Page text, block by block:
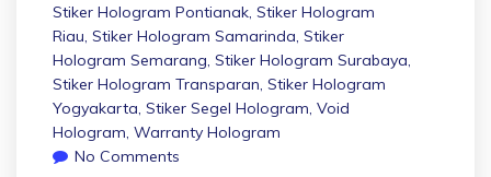
Stiker Hologram Pontianak, Stiker Hologram
Riau, Stiker Hologram Samarinda, Stiker
Hologram Semarang, Stiker Hologram Surabaya,
Stiker Hologram Transparan, Stiker Hologram
Yogyakarta, Stiker Segel Hologram, Void
Hologram, Warranty Hologram
No Comments